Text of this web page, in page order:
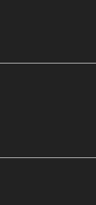
compte client à la